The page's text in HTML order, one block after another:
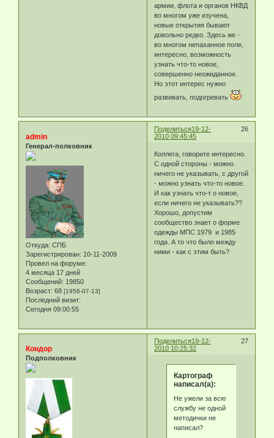
армии, флота и органов НКВД
во многом уже изучена,
новые открытия бывают
довольно редко. Здесь же -
во многом непаханное поле,
интересно, возможность
узнать что-то новое,
совершенно неожиданное.
Но этот интерес нужно
развивать, подогревать
Поделиться 26
19-12-
2010 09:45:45
admin
Генерал-полковник
Откуда: СПБ
Зарегистрирован: 10-11-2009
Провел на форуме:
4 месяца 17 дней
Сообщений: 19850
Возраст: 68 [1958-07-13]
Последний визит:
Сегодня 09:00:55
Коллега, говорите интересно.
С одной стороны - можно
ничего не указывать, с другой
- можно узнать что-то новое.
И как узнать что-т о новое,
если ничего не указывать??
Хорошо, допустим
сообщество знает о форме
одежды МПС 1979 и 1985
года. А то что было между
ними - как с этим быть?
Поделиться 27
19-12-
2010 10:25:32
Кондор
Подполковник
Картограф
написал(а):
Не ужели за всю
службу не одной
методички не
написал?